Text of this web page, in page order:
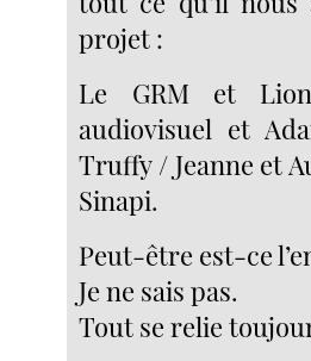
projet :
Le GRM et
audiovisuel et
Truffy / Jeanne et
Sinapi.
Peut-être est-ce
Je ne sais pas.
Tout se relie